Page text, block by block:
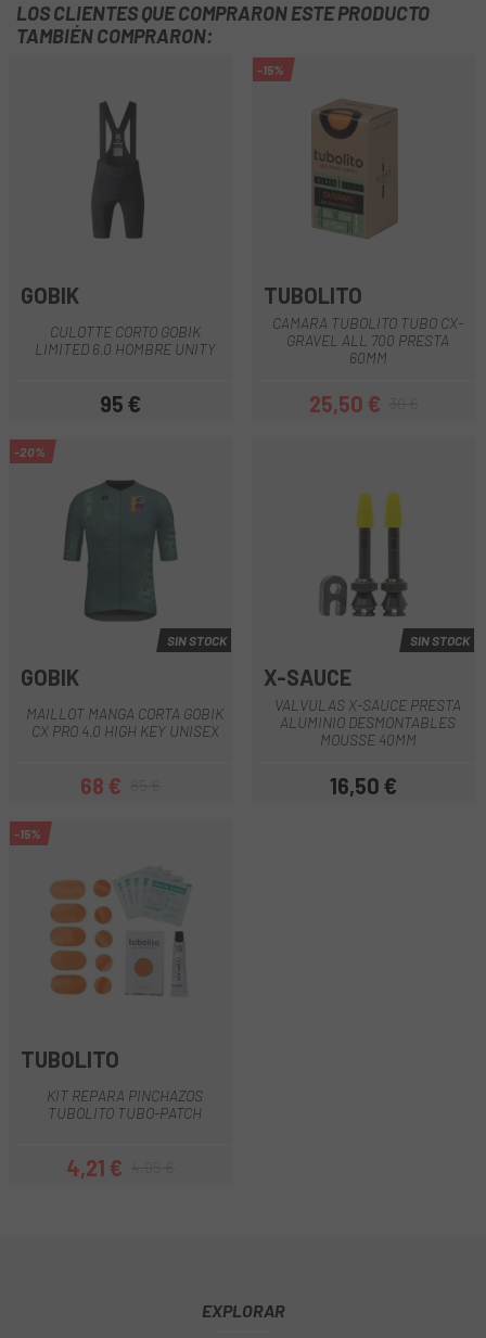
LOS CLIENTES QUE COMPRARON ESTE PRODUCTO
TAMBIÉN COMPRARON:
GOBIK
CULOTTE CORTO GOBIK
LIMITED 6.0 HOMBRE UNITY
Precio
95 €
-15%
TUBOLITO
CAMARA TUBOLITO TUBO CX-
GRAVEL ALL 700 PRESTA
60MM
Precio
25,50 €Precio regular
-20%
SIN STOCK
GOBIK
MAILLOT MANGA CORTA GOBIK
CX PRO 4.0 HIGH KEY UNISEX
Precio
68 €Precio regular
SIN STOCK
X-SAUCE
VALVULAS X-SAUCE PRESTA
ALUMINIO DESMONTABLES
MOUSSE 40MM
Precio
16,50 €
-15%
TUBOLITO
KIT REPARA PINCHAZOS
TUBOLITO TUBO-PATCH
Precio
4,21 €Precio regular
EXPLORAR